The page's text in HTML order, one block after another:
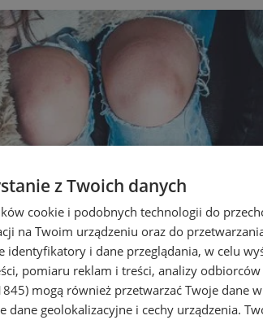
z Twoich danych
cookie i podobnych technologii do
na Twoim urządzeniu oraz do
identyfikatory i dane przeglądania, w celu
pomiaru reklam i treści, analizy
mogą również przetwarzać Twoje dane
dane geolokalizacyjne i cechy urządzenia.